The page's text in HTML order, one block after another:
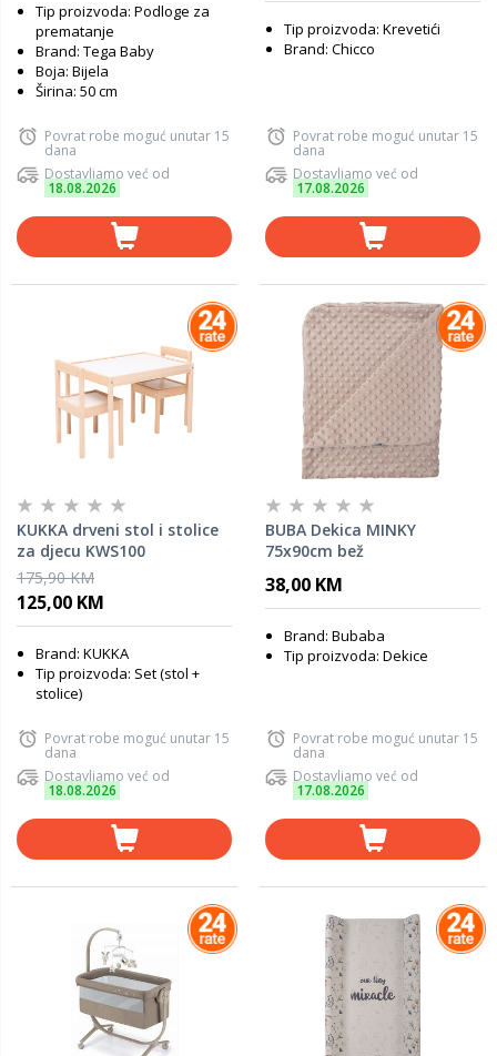
Tip proizvoda: Podloge za
prematanje
Brand: Tega Baby
Boja: Bijela
Širina: 50 cm
Povrat robe moguć unutar 15
dana
Dostavljamo već od
18.08.2026
Tip proizvoda: Krevetići
Brand: Chicco
Povrat robe moguć unutar 15
dana
Dostavljamo već od
17.08.2026
KUKKA drveni stol i stolice
za djecu KWS100
175,90 KM
125,00 KM
Brand: KUKKA
Tip proizvoda: Set (stol +
stolice)
Povrat robe moguć unutar 15
dana
Dostavljamo već od
18.08.2026
BUBA Dekica MINKY
75x90cm bež
38,00 KM
Brand: Bubaba
Tip proizvoda: Dekice
Povrat robe moguć unutar 15
dana
Dostavljamo već od
17.08.2026